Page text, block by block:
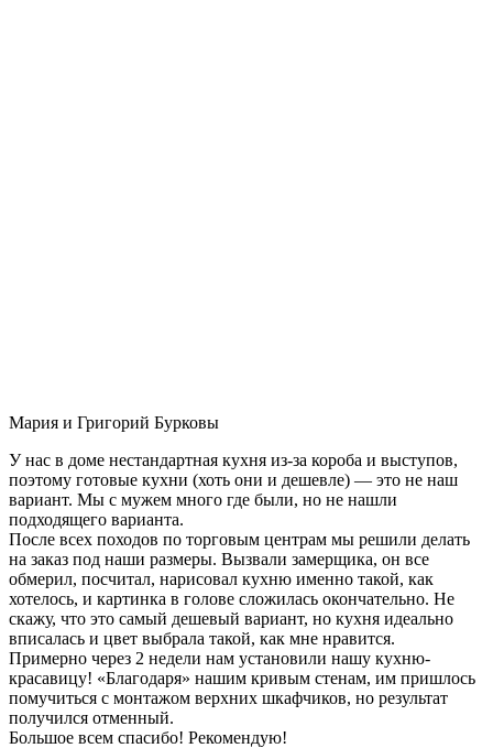
Мария и Григорий Бурковы
У нас в доме нестандартная кухня из-за короба и выступов,
поэтому готовые кухни (хоть они и дешевле) — это не наш
вариант. Мы с мужем много где были, но не нашли
подходящего варианта.
После всех походов по торговым центрам мы решили делать
на заказ под наши размеры. Вызвали замерщика, он все
обмерил, посчитал, нарисовал кухню именно такой, как
хотелось, и картинка в голове сложилась окончательно. Не
скажу, что это самый дешевый вариант, но кухня идеально
вписалась и цвет выбрала такой, как мне нравится.
Примерно через 2 недели нам установили нашу кухню-
красавицу! «Благодаря» нашим кривым стенам, им пришлось
помучиться с монтажом верхних шкафчиков, но результат
получился отменный.
Большое всем спасибо! Рекомендую!